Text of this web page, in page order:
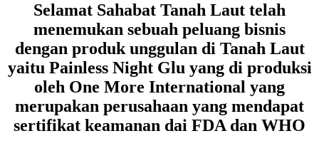
Selamat Sahabat Tanah Laut telah
menemukan sebuah peluang bisnis
dengan produk unggulan di Tanah Laut
yaitu Painless Night Glu yang di produksi
oleh One More International yang
merupakan perusahaan yang mendapat
sertifikat keamanan dai FDA dan WHO